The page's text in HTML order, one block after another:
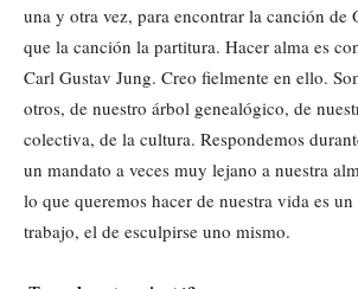
una y otra vez, para encontrar la canción de
que la canción la partitura. Hacer alma es
Carl Gustav Jung. Creo fielmente en ello.
otros, de nuestro árbol genealógico, de
colectiva, de la cultura. Respondemos
un mandato a veces muy lejano a nuestra
lo que queremos hacer de nuestra vida es
trabajo, el de esculpirse uno mismo.